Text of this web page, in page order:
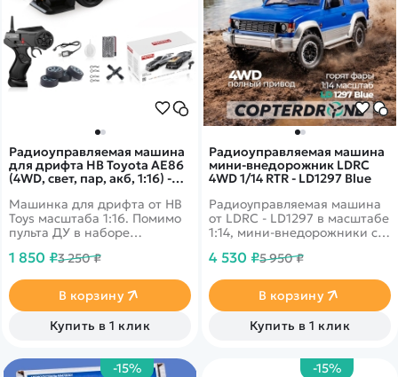
Радиоуправляемая машина
для дрифта HB Toyota AE86
(4WD, свет, пар, акб, 1:16) -
Машинка для дрифта от HB
Toys масштаба 1:16. Помимо
пульта ДУ в наборе
колеса, ключ для смены
и аккумулятор. Из
выхлопной трубы можно
активировать спрей-пар, а
фары светятся во время
белый.
1 850 ₽3 250 ₽
В корзину
Купить в 1 клик
Радиоуправляемая машина
мини-внедорожник LDRC
4WD 1/14 RTR - LD1297 Blue
Радиоуправляемая машина
от LDRC - LD1297 в масштабе
1:14, мини-внедорожники с
модель имеет полный
аккумулятор 7.4 v 500 mah на
20 минут езды.
4 530 ₽5 950 ₽
В корзину
Купить в 1 клик
-15% -15%